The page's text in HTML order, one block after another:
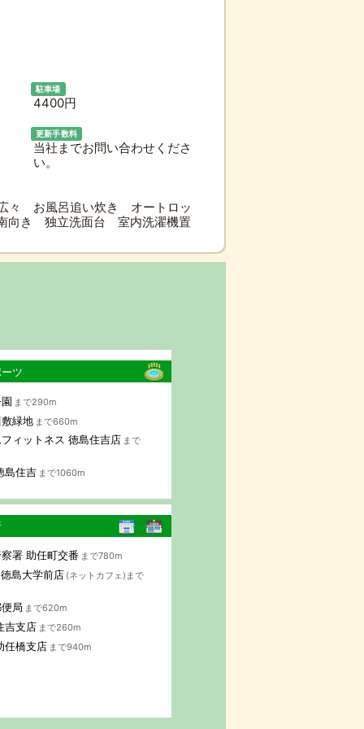
駐車場
4400円
更新手数料
当社までお問い合わせくださ
い。
々 お風呂追い炊き オートロッ
き 独立洗面台 室内洗濯機置
ツ
まで290m
緑地 まで660m
ィットネス 徳島住吉店 まで
島住吉 まで1060m
署 助任町交番 まで780m
島大学前店 (ネットカフェ)まで
局 まで620m
吉支店 まで260m
任橋支店 まで940m